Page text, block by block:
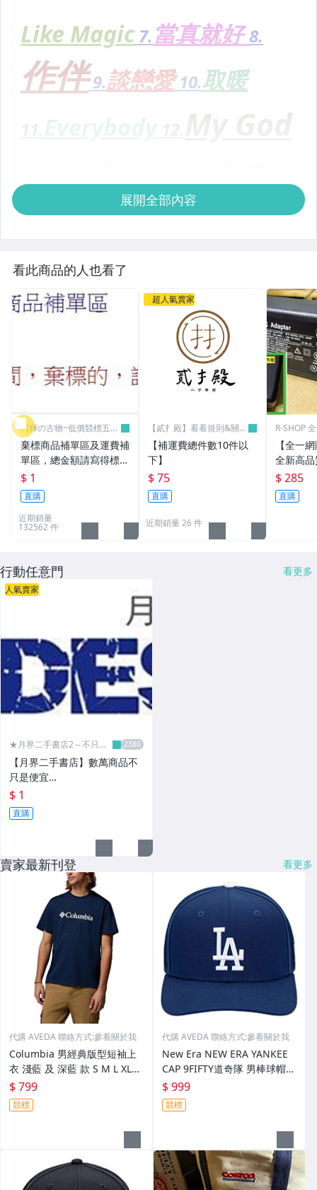
展開全部內容
看此商品的人也看了
阿輝の古物~低價競標五六
日結標
棄標商品補單區及運費補
單區，總金額請寫得標商
品金額，運費請寫棄標商
品原設定之運費
$ 1
直購
近期銷量
132562 件
超人氣賣家
【貳扌殿】看看規則&關於
【補運費總件數10件以
下】
$ 75
直購
近期銷量 26 件
R-SHOP
【全一
全新高
筆電 變
3.16A通
L30
$ 285
直購
行動任意門 看更多
人氣賣家
★月界二手書店2～不只是
【月界二手書店】數萬商品不
只是便宜…
$ 1
直購
賣家最新刊登 看更多
代購 AVEDA 聯絡方式:參看關於我
Columbia 男經典版型短袖上
衣 淺藍 及 深藍 款 S M L XL
(全新/現貨) 特價:799元 產品如
圖所示
$ 799
競標
代購 AVEDA 聯絡方式:參看關於我
New Era NEW ERA YANKEE
CAP 9FIFTY道奇隊 男棒球帽
寶藍色款 特價:999元 單一尺寸
(ONE SIZE)
$ 999
競標